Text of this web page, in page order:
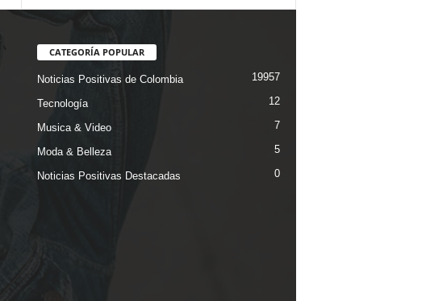
CATEGORÍA POPULAR
Noticias Positivas de Colombia 19957
Tecnología 12
Musica & Video 7
Moda & Belleza 5
Noticias Positivas Destacadas 0